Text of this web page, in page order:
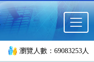
瀏覽人數：69083253人